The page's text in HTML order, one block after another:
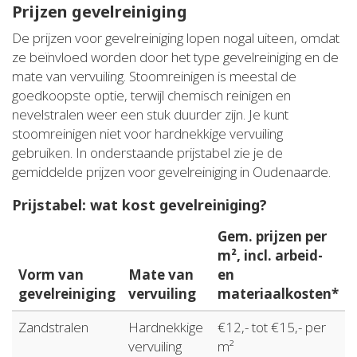
Prijzen gevelreiniging
De prijzen voor gevelreiniging lopen nogal uiteen, omdat
ze beïnvloed worden door het type gevelreiniging en de
mate van vervuiling. Stoomreinigen is meestal de
goedkoopste optie, terwijl chemisch reinigen en
nevelstralen weer een stuk duurder zijn. Je kunt
stoomreinigen niet voor hardnekkige vervuiling
gebruiken. In onderstaande prijstabel zie je de
gemiddelde prijzen voor gevelreiniging in Oudenaarde.
Prijstabel: wat kost gevelreiniging?
Vorm van
gevelreiniging
Mate van
vervuiling
Gem. prijzen per
m², incl. arbeid-
en
materiaalkosten*
Zandstralen
Hardnekkige
vervuiling
€12,- tot €15,- per
m²